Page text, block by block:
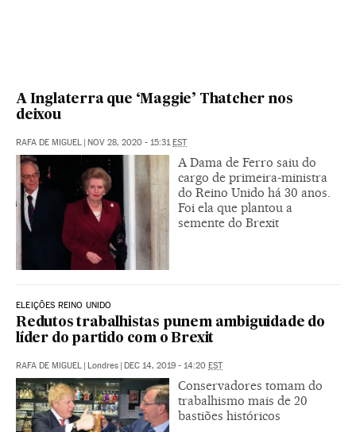
A Inglaterra que ‘Maggie’ Thatcher nos
deixou
RAFA DE MIGUEL NOV 28, 2020 - 15:31 EST
A Dama de Ferro saiu do
cargo de primeira-ministra
do Reino Unido há 30 anos.
Foi ela que plantou a
semente do Brexit
ELEIÇÕES REINO UNIDO
Redutos trabalhistas punem ambiguidade do
líder do partido com o Brexit
RAFA DE MIGUEL Londres DEC 14, 2019 - 14:20 EST
Conservadores tomam do
trabalhismo mais de 20
bastiões históricos